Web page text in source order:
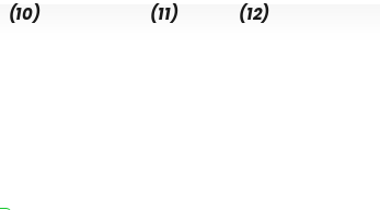
(10) (11) (12)